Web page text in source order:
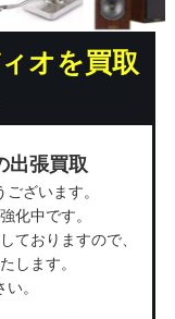
オを買取
出張買取
ざいます。
化中です。
ておりますので、
します。
。